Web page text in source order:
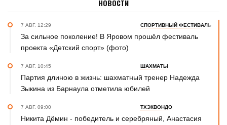
НОВОСТИ
7 АВГ. 12:29 СПОРТИВНЫЙ ФЕСТИВАЛЬ
За сильное поколение! В Яровом прошёл фестиваль
проекта «Детский спорт» (фото)
7 АВГ. 10:45 ШАХМАТЫ
Партия длиною в жизнь: шахматный тренер Надежда
Зыкина из Барнаула отметила юбилей
7 АВГ. 09:00 ТХЭКВОНДО
Никита Дёмин - победитель и серебряный, Анастасия